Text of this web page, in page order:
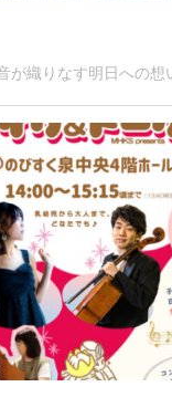
が織りなす明日への想